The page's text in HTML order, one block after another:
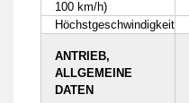
100 km/h)
Höchstgeschwindigkeit
ANTRIEB,
ALLGEMEINE
DATEN